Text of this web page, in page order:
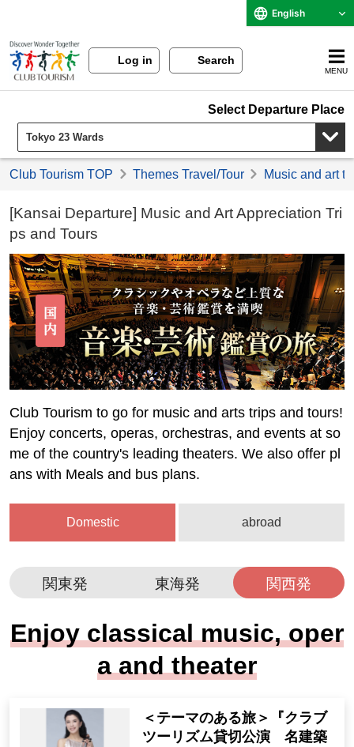
English
Log in Search
MENU
Select Departure Place
Club Tourism TOP Themes Travel/Tour Music and art
[Kansai Departure] Music and Art Appreciation Tri
ps and Tours
Club Tourism to go for music and arts trips and tours!
Enjoy concerts, operas, orchestras, and events at so
me of the country's leading theaters. We also offer pl
ans with Meals and bus plans.
Domestic abroad
関東発 東海発 関西発
Enjoy classical music, oper
a and theater
＜テーマのある旅＞『クラブ
ツーリズム貸切公演 名建築